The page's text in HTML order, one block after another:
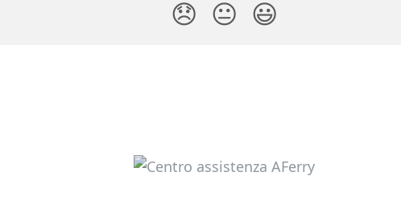
😞 😐 😃